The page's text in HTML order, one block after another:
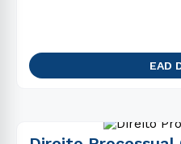
EAD